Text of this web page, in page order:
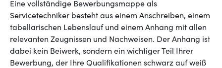
Eine vollständige Bewerbungsmappe als
Servicetechniker besteht aus einem Anschreiben, einem
tabellarischen Lebenslauf und einem Anhang mit allen
relevanten Zeugnissen und Nachweisen. Der Anhang ist
dabei kein Beiwerk, sondern ein wichtiger Teil Ihrer
Bewerbung, der Ihre Qualifikationen schwarz auf weiß